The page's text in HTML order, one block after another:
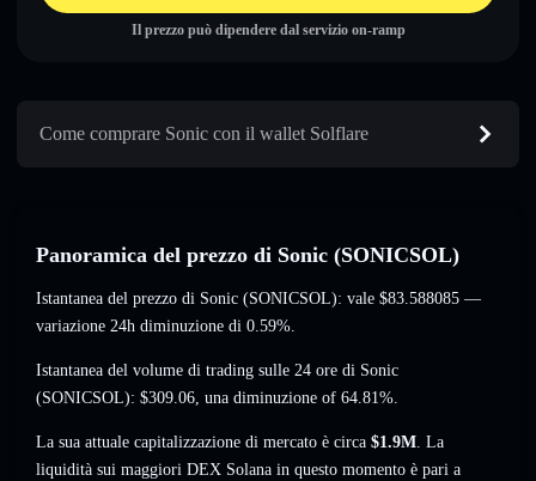
Il prezzo può dipendere dal servizio on-ramp
Come comprare Sonic con il wallet Solflare
Panoramica del prezzo di Sonic (SONICSOL)
Istantanea del prezzo di Sonic (SONICSOL): vale $83.588085 —
variazione 24h diminuzione di 0.59%.
Istantanea del volume di trading sulle 24 ore di Sonic
(SONICSOL): $309.06, una diminuzione of 64.81%.
La sua attuale capitalizzazione di mercato è circa $1.9M. La
liquidità sui maggiori DEX Solana in questo momento è pari a